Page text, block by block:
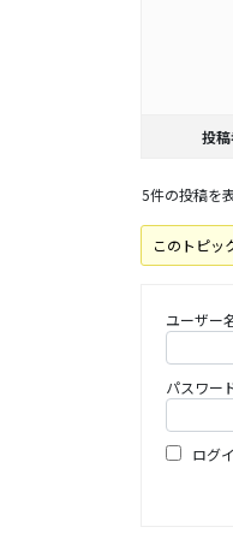
投
5件の投稿を
このトピッ
ユーザー
パスワー
ログ